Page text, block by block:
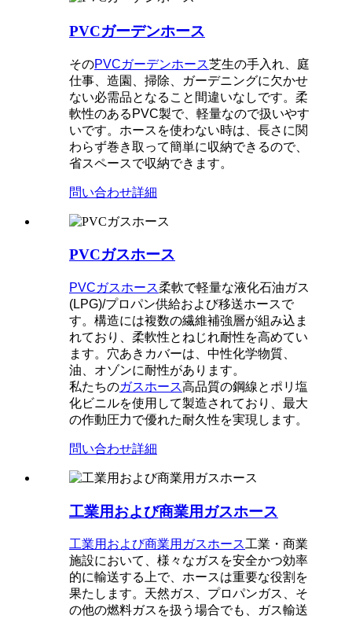
PVCガーデンホース
そのPVCガーデンホース芝生の手入れ、庭
仕事、造園、掃除、ガーデニングに欠かせ
ない必需品となること間違いなしです。柔
軟性のあるPVC製で、軽量なので扱いやす
いです。ホースを使わない時は、長さに関
わらず巻き取って簡単に収納できるので、
省スペースで収納できます。
問い合わせ詳細
PVCガスホース
PVCガスホース柔軟で軽量な液化石油ガス
(LPG)/プロパン供給および移送ホースで
す。構造には複数の繊維補強層が組み込ま
れており、柔軟性とねじれ耐性を高めてい
ます。穴あきカバーは、中性化学物質、
油、オゾンに耐性があります。
私たちのガスホース高品質の鋼線とポリ塩
化ビニルを使用して製造されており、最大
の作動圧力で優れた耐久性を実現します。
問い合わせ詳細
工業用および商業用ガスホース
工業用および商業用ガスホース工業・商業
施設において、様々なガスを安全かつ効率
的に輸送する上で、ホースは重要な役割を
果たします。天然ガス、プロパンガス、そ
の他の燃料ガスを扱う場合でも、ガス輸送